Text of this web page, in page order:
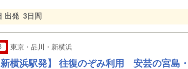
出発 3日間
東京・品川・新横浜
新横浜駅発】 往復のぞみ利用 安芸の宮島